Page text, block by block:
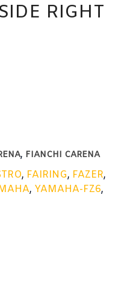
RIGHT
, FIANCHI CARENA
, FAIRING, FAZER,
, YAMAHA-FZ6,